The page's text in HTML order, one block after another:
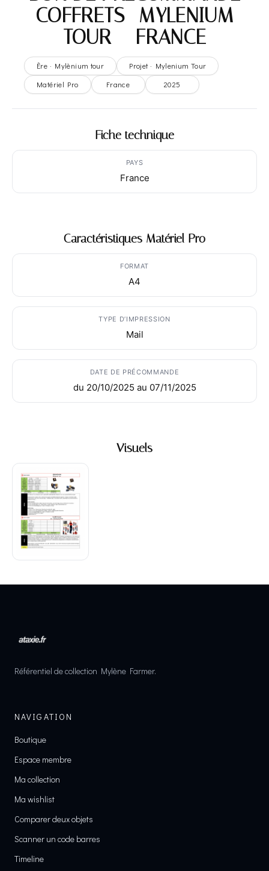
COFFRETS- MYLENIUM
TOUR – FRANCE
Ère · Mylènium tour
Projet · Mylenium Tour
Matériel Pro
France 2025
Fiche technique
PAYS
France
Caractéristiques Matériel Pro
FORMAT
A4
TYPE D’IMPRESSION
Mail
DATE DE PRÉCOMMANDE
du 20/10/2025 au 07/11/2025
Visuels
Référentiel de collection Mylène Farmer.
NAVIGATION
Boutique
Espace membre
Ma collection
Ma wishlist
Comparer deux objets
Scanner un code barres
Timeline